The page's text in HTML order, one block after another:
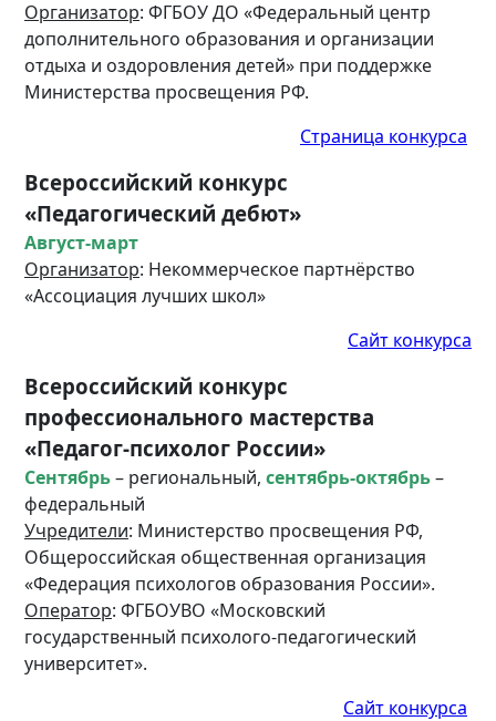
Организатор: ФГБОУ ДО «Федеральный центр
дополнительного образования и организации
отдыха и оздоровления детей» при поддержке
Министерства просвещения РФ.
Страница конкурса
Всероссийский конкурс
«Педагогический дебют»
Август-март
Организатор: Некоммерческое партнёрство
«Ассоциация лучших школ»
Сайт конкурса
Всероссийский конкурс
профессионального мастерства
«Педагог-психолог России»
Сентябрь– региональный, сентябрь-октябрь–
федеральный
Учредители: Министерство просвещения РФ,
Общероссийская общественная организация
«Федерация психологов образования России».
Оператор: ФГБОУВО «Московский
государственный психолого-педагогический
университет».
Сайт конкурса